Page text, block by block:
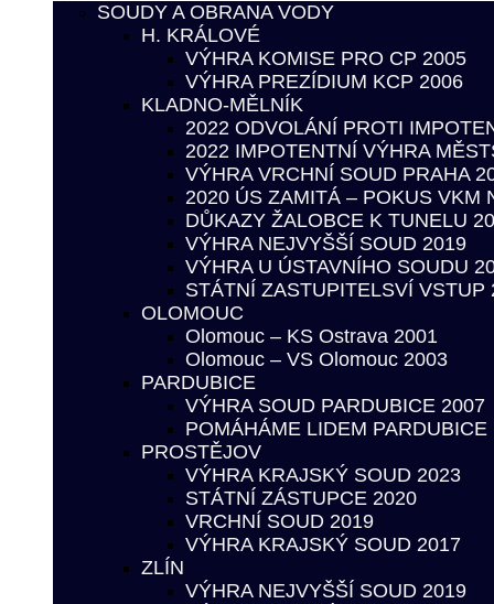
SOUDY A OBRANA VODY
H. KRÁLOVÉ
VÝHRA KOMISE PRO CP 2005
VÝHRA PREZÍDIUM KCP 2006
KLADNO-MĚLNÍK
2022 ODVOLÁNÍ PROTI
2022 IMPOTENTNÍ VÝHRA
VÝHRA VRCHNÍ SOUD PRAHA
2020 ÚS ZAMITÁ – POKUS VKM
DŮKAZY ŽALOBCE K TUNELU
VÝHRA NEJVYŠŠÍ SOUD 2019
VÝHRA U ÚSTAVNÍHO SOUDU
STÁTNÍ ZASTUPITELSVÍ VSTUP
OLOMOUC
Olomouc – KS Ostrava 2001
Olomouc – VS Olomouc 2003
PARDUBICE
VÝHRA SOUD PARDUBICE 2007
POMÁHÁME LIDEM PARDUBICE
PROSTĚJOV
VÝHRA KRAJSKÝ SOUD 2023
STÁTNÍ ZÁSTUPCE 2020
VRCHNÍ SOUD 2019
VÝHRA KRAJSKÝ SOUD 2017
ZLÍN
VÝHRA NEJVYŠŠÍ SOUD 2019